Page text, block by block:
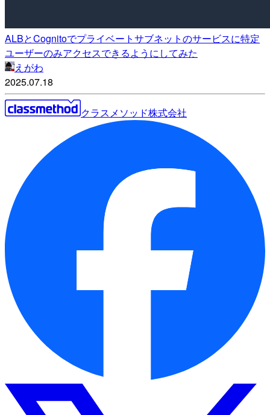
ALBとCognitoでプライベートサブネットのサービスに特定
ユーザーのみアクセスできるようにしてみた
えがわ
2025.07.18
クラスメソッド株式会社